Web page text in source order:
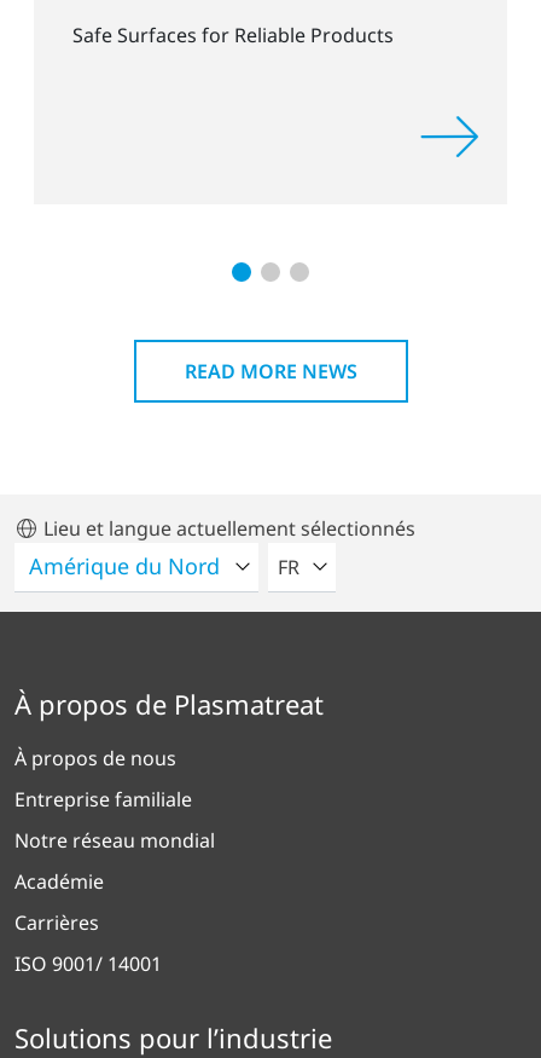
for Reliable Products
READ MORE NEWS
Lieu et langue actuellement sélectionnés
VEUILLEZ SÉLECTIONNER
FR
À propos de Plasmatreat
À propos de nous
Entreprise familiale
Notre réseau mondial
Académie
Carrières
ISO 9001/ 14001
Solutions pour l’industrie